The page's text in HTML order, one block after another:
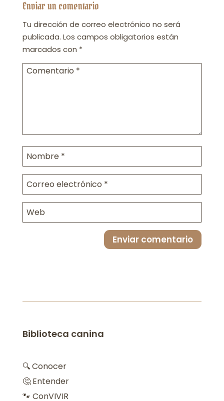
Enviar un comentario
Tu dirección de correo electrónico no será
publicada. Los campos obligatorios están
marcados con *
Enviar comentario
Biblioteca canina
🔍 Conocer
🤔 Entender
🐾 ConVIVIR